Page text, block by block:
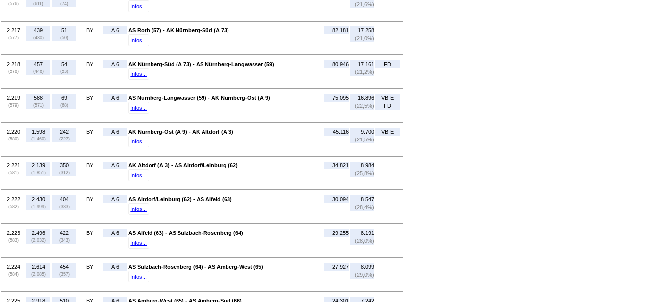
(576) (611) (74)
Infos...
(21,6%)
2.217
(577)
439
(430)
51
(50)
BY A 6
AS Roth (57) - AK Nürnberg-Süd (A 73)
Infos...
82.181
17.258
(21,0%)
2.218
(578)
457
(446)
54
(53)
BY A 6
AK Nürnberg-Süd (A 73) - AS Nürnberg-Langwasser (59)
Infos...
80.946
17.161
(21,2%)
FD
2.219
(579)
588
(571)
69
(68)
BY A 6
AS Nürnberg-Langwasser (59) - AK Nürnberg-Ost (A 9)
Infos...
75.095
16.896
(22,5%)
VB-E
FD
2.220
(580)
1.598
(1.460)
242
(227)
BY A 6
AK Nürnberg-Ost (A 9) - AK Altdorf (A 3)
Infos...
45.116
9.700
(21,5%)
VB-E
2.221
(581)
2.139
(1.851)
350
(312)
BY A 6
AK Altdorf (A 3) - AS Altdorf/Leinburg (62)
Infos...
34.821
8.984
(25,8%)
2.222
(582)
2.430
(1.999)
404
(333)
BY A 6
AS Altdorf/Leinburg (62) - AS Alfeld (63)
Infos...
30.094
8.547
(28,4%)
2.223
(583)
2.496
(2.032)
422
(343)
BY A 6
AS Alfeld (63) - AS Sulzbach-Rosenberg (64)
Infos...
29.255
8.191
(28,0%)
2.224
(584)
2.614
(2.085)
454
(357)
BY A 6
AS Sulzbach-Rosenberg (64) - AS Amberg-West (65)
Infos...
27.927
8.099
(29,0%)
2.225 2.918 510 BY A 6
AS Amberg-West (65) - AS Amberg-Süd (66)
24.301
7.242